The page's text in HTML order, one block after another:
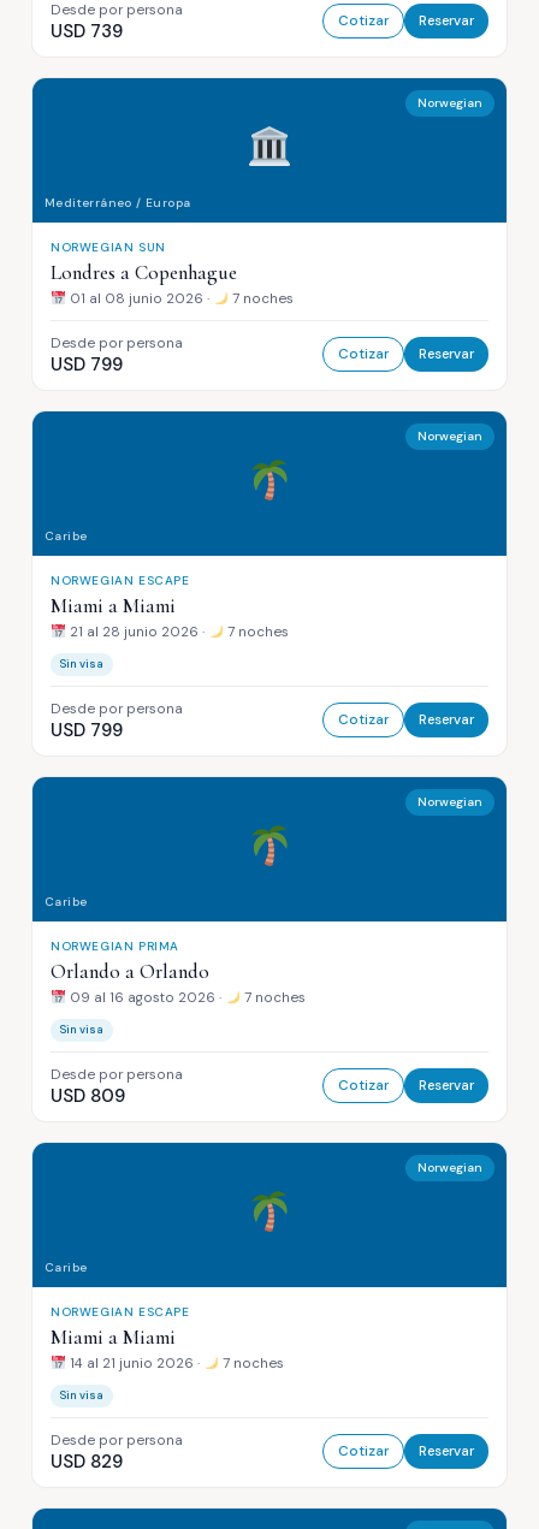
Desde por persona
USD 739 Cotizar Reservar
Mediterráneo / Europa
Norwegian
NORWEGIAN SUN
Londres a Copenhague
01 al 08 junio 2026 · 7 noches
Desde por persona
USD 799 Cotizar Reservar
Caribe
Norwegian
NORWEGIAN ESCAPE
Miami a Miami
21 al 28 junio 2026 · 7 noches
Sin visa
Desde por persona
USD 799 Cotizar Reservar
Caribe
Norwegian
NORWEGIAN PRIMA
Orlando a Orlando
09 al 16 agosto 2026 · 7 noches
Sin visa
Desde por persona
USD 809 Cotizar Reservar
Caribe
Norwegian
NORWEGIAN ESCAPE
Miami a Miami
14 al 21 junio 2026 · 7 noches
Sin visa
Desde por persona
USD 829 Cotizar Reservar